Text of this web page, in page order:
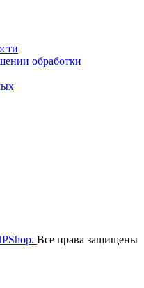
обработки
Все права защищены